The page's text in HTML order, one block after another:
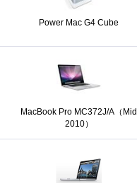
Power Mac G4 Cube
MacBook Pro MC372J/A（Mid
2010）